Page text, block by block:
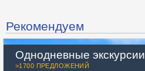
Рекомендуем
Однодневные экскурсии
>1700 ПРЕДЛОЖЕНИЙ